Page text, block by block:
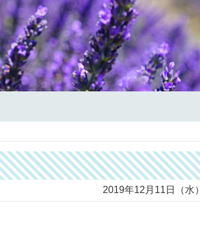
2019年12月11日（水）